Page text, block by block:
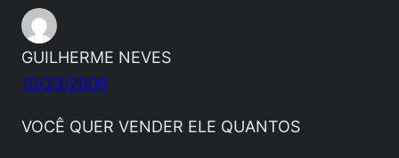
GUILHERME NEVES
10/23/2009
VOCÊ QUER VENDER ELE QUANTOS